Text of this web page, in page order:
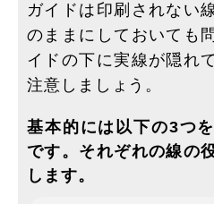
ガイドは印刷されない
のままにしておいても
イドの下に実線が隠れ
注意しましょう。
基本的には以下の3つ
です。それぞれの線の
します。